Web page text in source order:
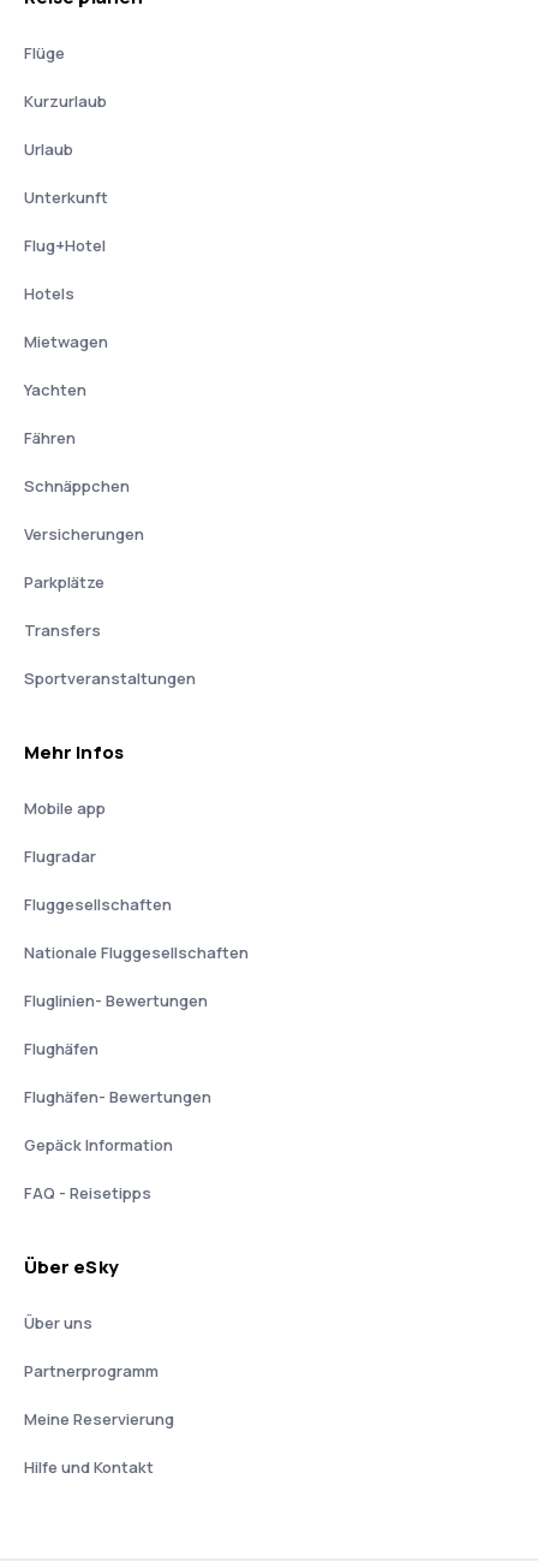
Flüge
Kurzurlaub
Urlaub
Unterkunft
Flug+Hotel
Hotels
Mietwagen
Yachten
Fähren
Schnäppchen
Versicherungen
Parkplätze
Transfers
Sportveranstaltungen
Mehr Infos
Mobile app
Flugradar
Fluggesellschaften
Nationale Fluggesellschaften
Fluglinien- Bewertungen
Flughäfen
Flughäfen- Bewertungen
Gepäck Information
FAQ - Reisetipps
Über eSky
Über uns
Partnerprogramm
Meine Reservierung
Hilfe und Kontakt